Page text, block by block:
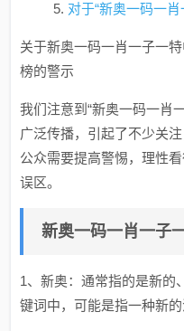
对于“新奥一码一
关于新奥一码一肖一子一
榜的警示
我们注意到“新奥一码一肖
广泛传播，引起了不少关
公众需要提高警惕，理性
误区。
新奥一码一肖一子
1、新奥：通常指的是新的
键词中，可能是指一种新的